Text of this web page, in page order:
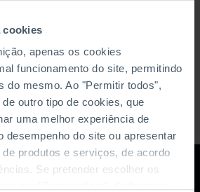
cookies
apenas os cookies
funcionamento do site, permitindo
do mesmo. Ao "Permitir todos",
outro tipo de cookies, que
uma melhor experiência de
desempenho do site ou apresentar
produtos e serviços, de acordo
Se pretender escolher os